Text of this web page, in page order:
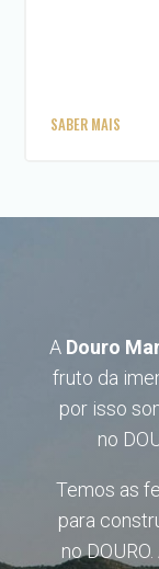
SABER MAIS
A Douro
fruto da
por isso
no
Temos as
para
no